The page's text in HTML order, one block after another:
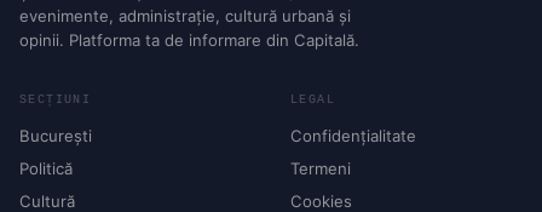
evenimente, administrație, cultură urbană și
opinii. Platforma ta de informare din Capitală.
SECȚIUNI
București
Politică
Cultură
LEGAL
Confidențialitate
Termeni
Cookies